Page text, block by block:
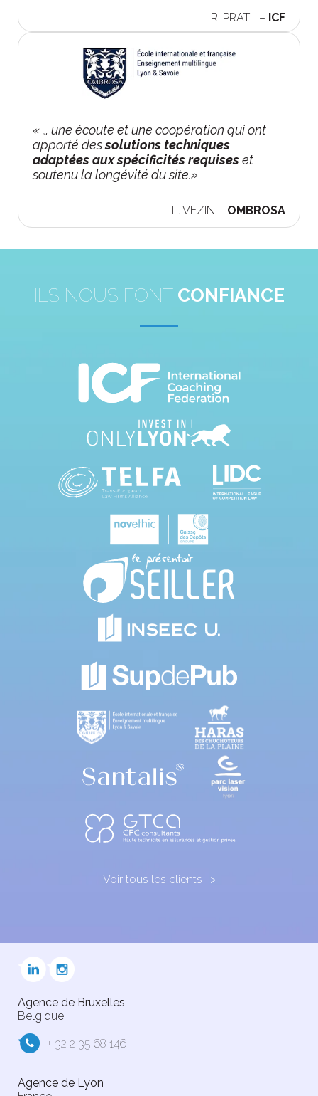
R. PRATL – ICF
« … une écoute et une coopération qui ont
apporté dessolutions techniques
adaptées aux spécificités requiseset
soutenu la longévité du site.»
L. VEZIN – OMBROSA
ILS NOUS FONT CONFIANCE
Voir tous les clients ->
Agence de Bruxelles
Belgique
+ 32 2 35 68 146
Agence de Lyon